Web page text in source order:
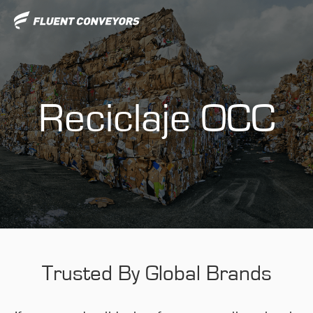
Reciclaje OCC
Trusted By Global Brands